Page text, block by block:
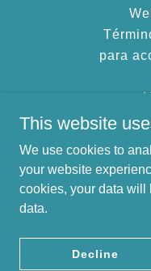
para
Terms
This website
We use cookies to
your website
cookies, your data will
data.
Decline